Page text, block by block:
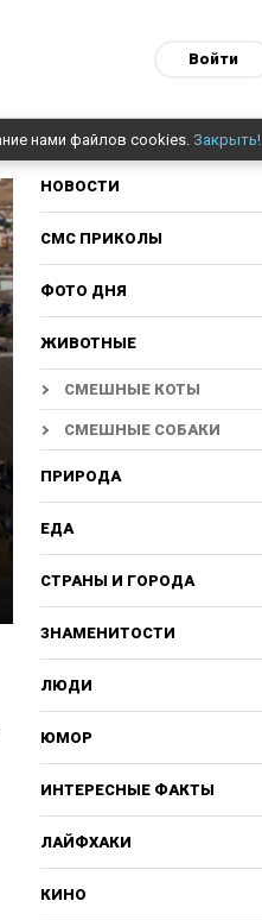
Войти
нами файлов cookies. Закрыть!
НОВОСТИ
СМС ПРИКОЛЫ
ФОТО ДНЯ
ЖИВОТНЫЕ
СМЕШНЫЕ КОТЫ
СМЕШНЫЕ СОБАКИ
ПРИРОДА
ЕДА
СТРАНЫ И ГОРОДА
ЗНАМЕНИТОСТИ
ЛЮДИ
ЮМОР
ИНТЕРЕСНЫЕ ФАКТЫ
ЛАЙФХАКИ
КИНО